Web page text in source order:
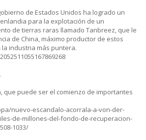
de Estados Unidos ha logrado un
para la explotación de un
de tierras raras llamado Tanbreez, que le
de China, máximo productor de estos
industria más puntera.
que puede ser el comienzo de importantes
nuevo-escandalo-acorrala-a-von-der-
de-millones-del-fondo-de-recuperacion-
1033/